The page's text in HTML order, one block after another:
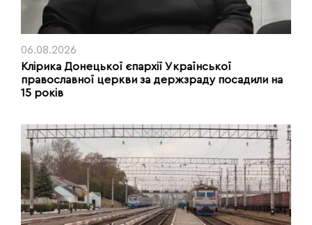
06.08.2026
Клірика Донецької єпархії Української
православної церкви за держзраду посадили на
15 років